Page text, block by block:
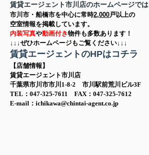
賃貸エージェント市川店のホームページでは
市川市・船橋市を中心に常時2,000戸以上の
空室情報を掲載しています。
内装写真や動画付き物件も多数あります！
↓↓↓ぜひホームページもご覧ください↓↓↓
賃貸エージェントのHPはコチラ
【店舗情報】
賃貸エージェント市川店
千葉県市川市市川1-8-2 市川駅前荒川ビル3F
TEL：047-325-7611 FAX：047-325-7612
E-mail：ichikawa@chintai-agent.co.jp